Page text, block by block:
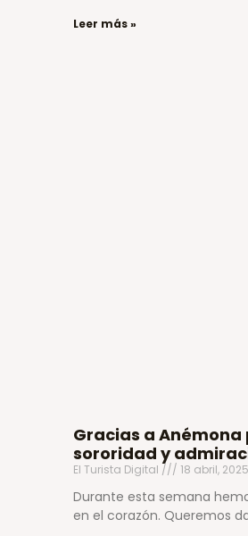
Leer más »
Gracias a
sororidad y
El Turista Digital 18 abril, 2025
Durante esta semana
en el corazón. Queremos